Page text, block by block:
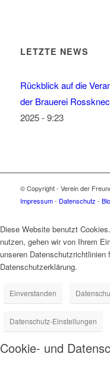
LETZTE NEWS
Rückblick auf die
der Brauerei
2025 - 9:23
© Copyright - Verein der
Impressum- Datenschutz -
Diese Website benutzt
nutzen, gehen wir von Ihrem
unseren Datenschutzrichtlinien
Datenschutzerklärung.
Einverstanden
Datenschutz-Einstellungen
Cookie- und